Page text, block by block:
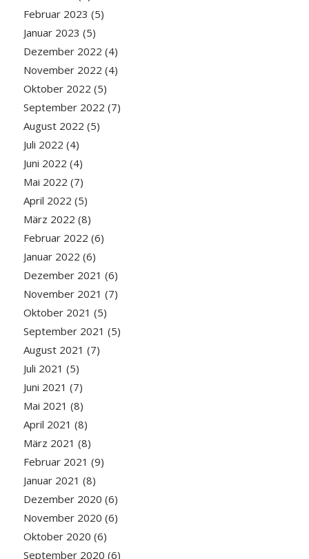
Februar 2023 (5)
Januar 2023 (5)
Dezember 2022 (4)
November 2022 (4)
Oktober 2022 (5)
September 2022 (7)
August 2022 (5)
Juli 2022 (4)
Juni 2022 (4)
Mai 2022 (7)
April 2022 (5)
März 2022 (8)
Februar 2022 (6)
Januar 2022 (6)
Dezember 2021 (6)
November 2021 (7)
Oktober 2021 (5)
September 2021 (5)
August 2021 (7)
Juli 2021 (5)
Juni 2021 (7)
Mai 2021 (8)
April 2021 (8)
März 2021 (8)
Februar 2021 (9)
Januar 2021 (8)
Dezember 2020 (6)
November 2020 (6)
Oktober 2020 (6)
September 2020 (6)